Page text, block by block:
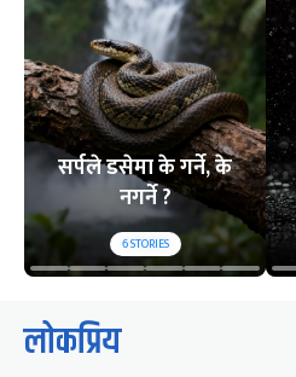
सर्पले डसेमा के गर्ने, के
नगर्ने ?
6STORIES
लोकप्रिय